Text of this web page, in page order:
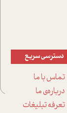
دسترسی سریع
تماس با ما
درباره‌ی ما
تعرفه تبلیغات